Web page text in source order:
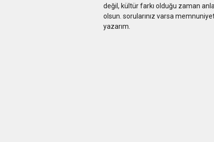
değil, kültür farkı olduğu zaman
olsun. sorularınız varsa
yazarım.